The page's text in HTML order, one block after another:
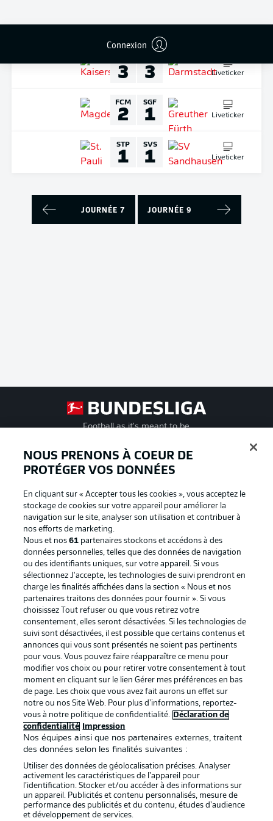
Connexion
3 3 Liveticker
FCM
2 SGF
1 Liveticker
STP
1 SVS
1 Liveticker
JOURNÉE 7 JOURNÉE 9
Football as it's meant to be
Proposé par
La publicité Conditions d’utilisation des
services
Mentions Légales Gérer mes préférences
Déclaration de
confidentialité
Diffuseurs
Travaux Contact
Impression
NOUS PRENONS À COEUR DE
PROTÉGER VOS DONNÉES
En cliquant sur « Accepter tous les cookies », vous acceptez le
stockage de cookies sur votre appareil pour améliorer la
navigation sur le site, analyser son utilisation et contribuer à
nos efforts de marketing.
Nous et nos61 partenaires stockons et accédons à des
données personnelles, telles que des données de navigation
ou des identifiants uniques, sur votre appareil. Si vous
sélectionnez J'accepte, les technologies de suivi prendront en
charge les finalités affichées dans la section « Nous et nos
partenaires traitons des données pour fournir ». Si vous
choisissez Tout refuser ou que vous retirez votre
consentement, elles seront désactivées. Si les technologies de
suivi sont désactivées, il est possible que certains contenus et
annonces qui vous sont présentés ne soient pas pertinents
pour vous. Vous pouvez faire réapparaître ce menu pour
modifier vos choix ou pour retirer votre consentement à tout
moment en cliquant sur le lien Gérer mes préférences en bas
de page. Les choix que vous avez fait aurons un effet sur
notre ou nos Site Web. Pour plus d’informations, reportez-
vous à notre politique de confidentialité.
Déclaration de
confidentialité
Impression
Nos équipes ainsi que nos partenaires externes, traitent
des données selon les finalités suivantes :
Utiliser des données de géolocalisation précises. Analyser
activement les caractéristiques de l’appareil pour
l’identification. Stocker et/ou accéder à des informations sur
un appareil. Publicités et contenu personnalisés, mesure de
performance des publicités et du contenu, études d’audience
et développement de services.